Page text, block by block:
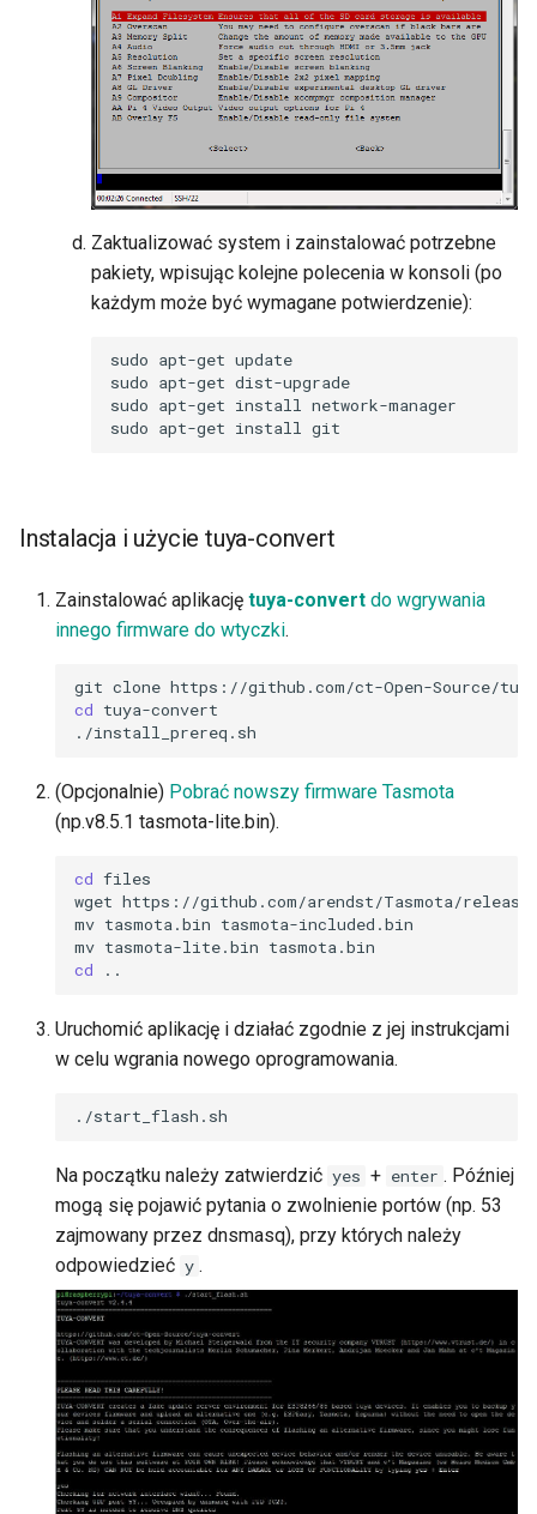
Zaktualizować system i zainstalować potrzebne
pakiety, wpisując kolejne polecenia w konsoli (po
każdym może być wymagane potwierdzenie):
sudo apt-get update
sudo apt-get dist-upgrade
sudo apt-get install network-manager
sudo apt-get install
Instalacja i użycie tuya-convert
Zainstalować aplikację tuya-convert do wgrywania
innego firmware do wtyczki.
git clone
cd tuya-convert
(Opcjonalnie) Pobrać nowszy firmware Tasmota
(np.v8.5.1 tasmota-lite.bin).
cd files
wget https://github.com/arendst/Tasmota/
mv tasmota.bin tasmota-included.bin
mv tasmota-lite.bin
cd
Uruchomić aplikację i działać zgodnie z jej instrukcjami
w celu wgrania nowego oprogramowania.
Na początku należy zatwierdzić yes + enter . Później
mogą się pojawić pytania o zwolnienie portów (np. 53
zajmowany przez dnsmasq), przy których należy
odpowiedzieć y .